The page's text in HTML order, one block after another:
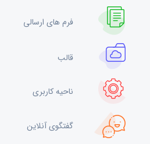
فرم های ارسالی
قالب
ناحیه کاربری
گفتگوی آنلاین